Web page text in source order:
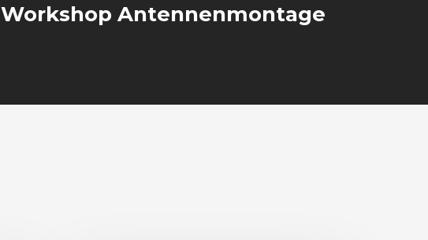
Workshop Antennenmontage